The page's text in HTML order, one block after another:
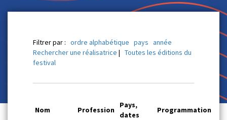
Filtrer par : ordre alphabétique pays année
Rechercher une réalisatrice | Toutes les éditions du
festival
Nom Profession
Pays,
dates
Programmation